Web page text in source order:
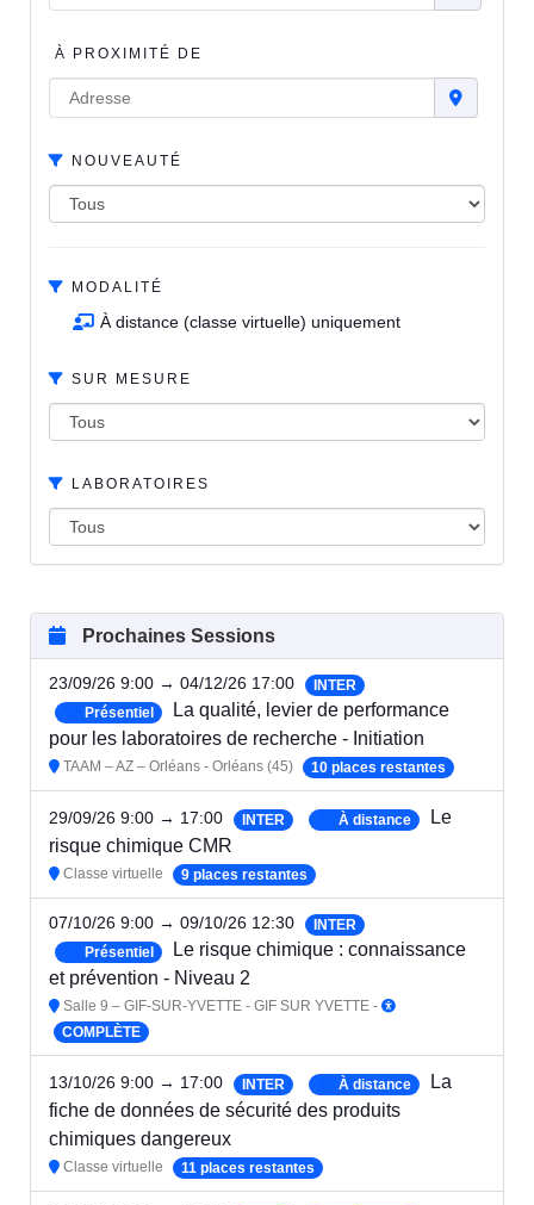
À PROXIMITÉ DE
NOUVEAUTÉ
MODALITÉ
À distance (classe virtuelle) uniquement
SUR MESURE
LABORATOIRES
Prochaines Sessions
23/09/26 9:00 → 04/12/26 17:00
INTER
Présentiel
La qualité, levier de performance
pour les laboratoires de recherche - Initiation
TAAM – AZ – Orléans - Orléans (45) 10 places restantes
29/09/26 9:00 → 17:00 INTER À distance
Le
risque chimique CMR
Classe virtuelle 9 places restantes
07/10/26 9:00 → 09/10/26 12:30
INTER
Présentiel
Le risque chimique : connaissance
et prévention - Niveau 2
Salle 9 – GIF-SUR-YVETTE - GIF SUR YVETTE -
COMPLÈTE
13/10/26 9:00 → 17:00 INTER À distance
La
fiche de données de sécurité des produits
chimiques dangereux
Classe virtuelle 11 places restantes